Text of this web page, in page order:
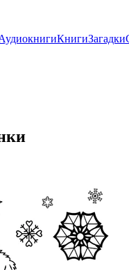
КнигиЗагадки